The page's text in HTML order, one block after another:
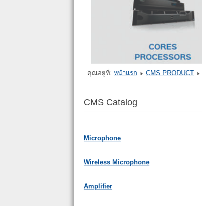
คุณอยู่ที่: หน้าแรก CMS PRODUCT
CMS Catalog
Microphone
Wireless Microphone
Amplifier